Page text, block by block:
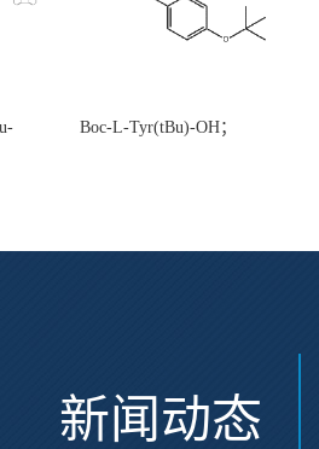
Boc-L-Tyr(tBu)-OH；
新闻动态